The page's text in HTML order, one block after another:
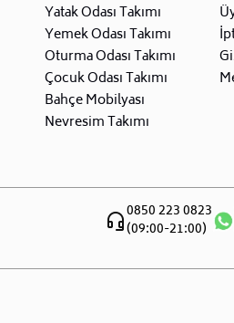
Yatak Odası Takımı
Yemek Odası Takımı
Oturma Odası Takımı
Çocuk Odası Takımı
Bahçe Mobilyası
Nevresim Takımı
0850 223 0823
(09:00-21:00)